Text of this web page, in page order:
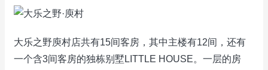
大乐之野庾村店共有15间客房，其中主楼有12间，还有
一个含3间客房的独栋别墅LITTLE HOUSE。一层的房